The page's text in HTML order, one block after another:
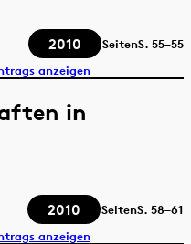
2010 SeitenS. 55–55
anzeigen
in
2010 SeitenS. 58–61
anzeigen